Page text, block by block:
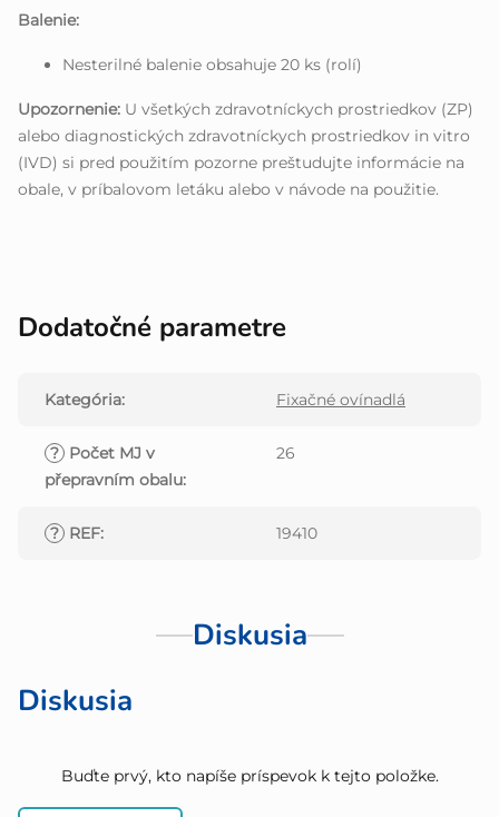
Balenie:
Nesterilné balenie obsahuje 20 ks (rolí)
Upozornenie: U všetkých zdravotníckych prostriedkov (ZP)
alebo diagnostických zdravotníckych prostriedkov in vitro
(IVD) si pred použitím pozorne preštudujte informácie na
obale, v príbalovom letáku alebo v návode na použitie.
Dodatočné parametre
Kategória: Fixačné ovínadlá
? Počet MJ v
přepravním obalu:
26
? REF: 19410
Diskusia
Diskusia
Buďte prvý, kto napíše príspevok k tejto položke.